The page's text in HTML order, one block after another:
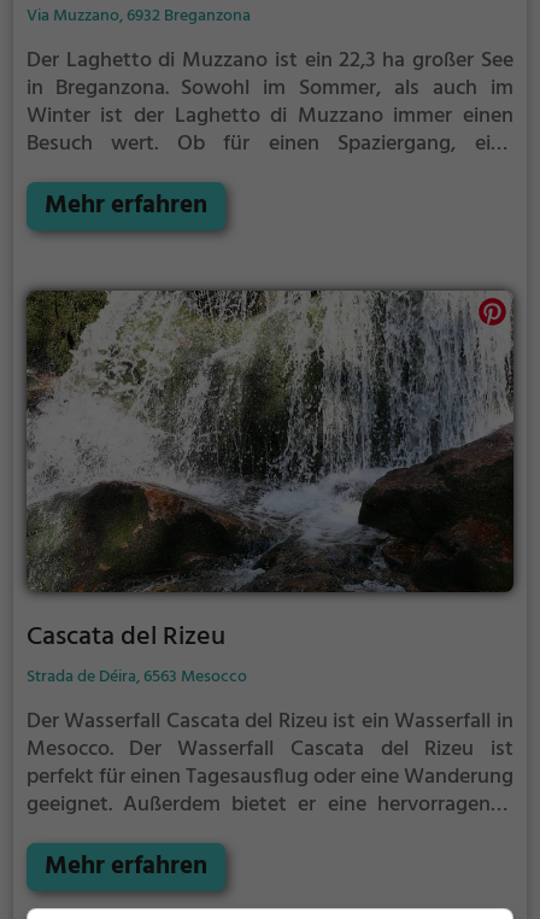
Via Muzzano, 6932 Breganzona
Der Laghetto di Muzzano ist ein 22,3 ha großer See
in Breganzona. Sowohl im Sommer, als auch im
Winter ist der Laghetto di Muzzano immer einen
Besuch wert. Ob für einen Spaziergang, eine
der Laghetto di Muzzano bietet zahlreiche
Möglichkeiten für Freizeitaktivitäten.
Mehr erfahren
Cascata del Rizeu
Strada de Déira, 6563 Mesocco
Der Wasserfall Cascata del Rizeu ist ein Wasserfall in
Mesocco. Der Wasserfall Cascata del Rizeu ist
perfekt für einen Tagesausflug oder eine Wanderung
geeignet. Außerdem bietet er eine hervorragende
Mehr erfahren